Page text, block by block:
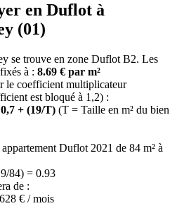
en Duflot à
(01)
se trouve en zone Duflot B2. Les
à : 8.69 € par m²
le coefficient multiplicateur
est bloqué à 1,2) :
+ (19/T) (T = Taille en m² du bien
Duflot 2021 de 84 m² à
84) = 0.93
de :
€ / mois